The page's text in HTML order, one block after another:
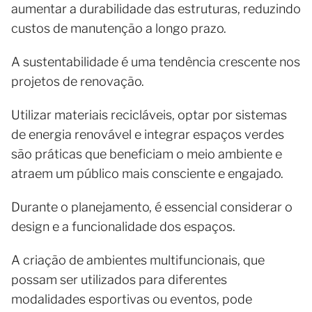
aumentar a durabilidade das estruturas, reduzindo
custos de manutenção a longo prazo.
A sustentabilidade é uma tendência crescente nos
projetos de renovação.
Utilizar materiais recicláveis, optar por sistemas
de energia renovável e integrar espaços verdes
são práticas que beneficiam o meio ambiente e
atraem um público mais consciente e engajado.
Durante o planejamento, é essencial considerar o
design e a funcionalidade dos espaços.
A criação de ambientes multifuncionais, que
possam ser utilizados para diferentes
modalidades esportivas ou eventos, pode